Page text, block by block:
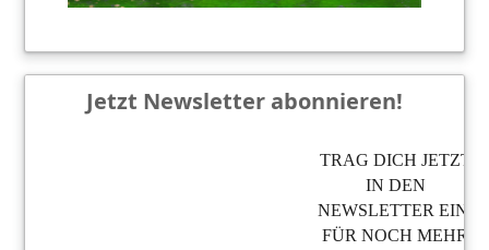
Jetzt Newsletter abonnieren!
TRAG DICH JETZT
IN DEN
NEWSLETTER EIN,
FÜR NOCH MEHR